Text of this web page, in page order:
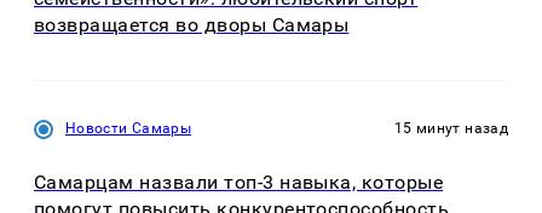
возвращается во дворы Самары
Новости Самары 15 минут назад
Самарцам назвали топ-3 навыка, которые